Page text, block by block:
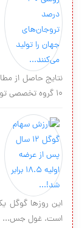
۱۰ گروه تخصصی تولید بدافزار در ر...
این روزها گوگل
است. غول جس...